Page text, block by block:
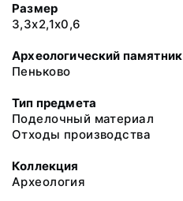
Размер
3,3х2,1х0,6
Археологический памятник
Пеньково
Тип предмета
Поделочный материал
Отходы производства
Коллекция
Археология